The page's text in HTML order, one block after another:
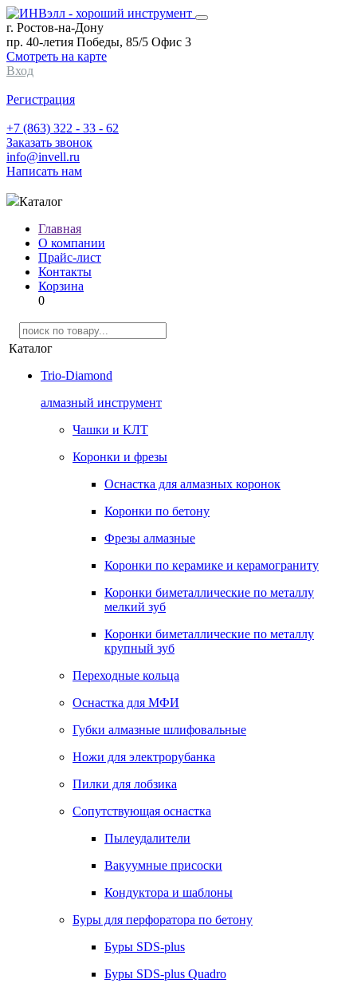
г. Ростов-на-Дону
пр. 40-летия Победы, 85/5 Офис 3
Смотреть на карте
Вход
Регистрация
+7 (863) 322 - 33 - 62
Заказать звонок
info@invell.ru
Написать нам
Каталог
Главная
О компании
Прайс-лист
Контакты
Корзина
0
Каталог
Trio-Diamond
алмазный инструмент
Чашки и КЛТ
Коронки и фрезы
Оснастка для алмазных коронок
Коронки по бетону
Фрезы алмазные
Коронки по керамике и керамограниту
Коронки биметаллические по металлу
мелкий зуб
Коронки биметаллические по металлу
крупный зуб
Переходные кольца
Оснастка для МФИ
Губки алмазные шлифовальные
Ножи для электрорубанка
Пилки для лобзика
Сопутствующая оснастка
Пылеудалители
Вакуумные присоски
Кондуктора и шаблоны
Буры для перфоратора по бетону
Буры SDS-plus
Буры SDS-plus Quadro